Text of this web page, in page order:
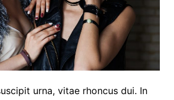
urna, vitae rhoncus dui. In